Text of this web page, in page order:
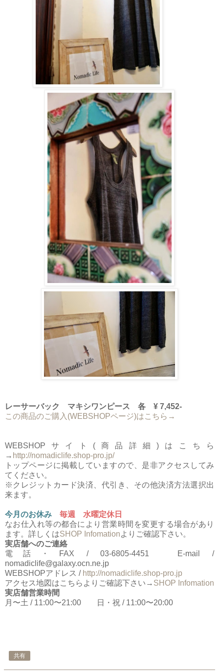
レーサーバック マキシワンピース 各 ¥ 7,452-
この商品のご購入(WEBSHOPページ)はこちら→
WEBSHOPサイト(商品詳細)はこちら
→ http://nomadiclife.shop-pro.jp/
トップページに掲載していますので、是非アクセスしてみ
てください。
※クレジットカード決済、代引き、その他決済方法選択出
来ます。
今月のお休み
毎週 水曜定休日
なお仕入れ等の都合により営業時間を変更する場合があり
ます。詳しくはSHOP Infomationよりご確認下さい。
実店舗へのご連絡
電話・FAX / 03-6805-4451 E-mail /
nomadiclife@galaxy.ocn.ne.jp
WEBSHOPアドレス / http://nomadiclife.shop-pro.jp
アクセス地図はこちらよりご確認下さい→ SHOP Infomation
実店舗営業時間
月〜土 / 11:00〜21:00 日・祝 / 11:00〜20:00
共有